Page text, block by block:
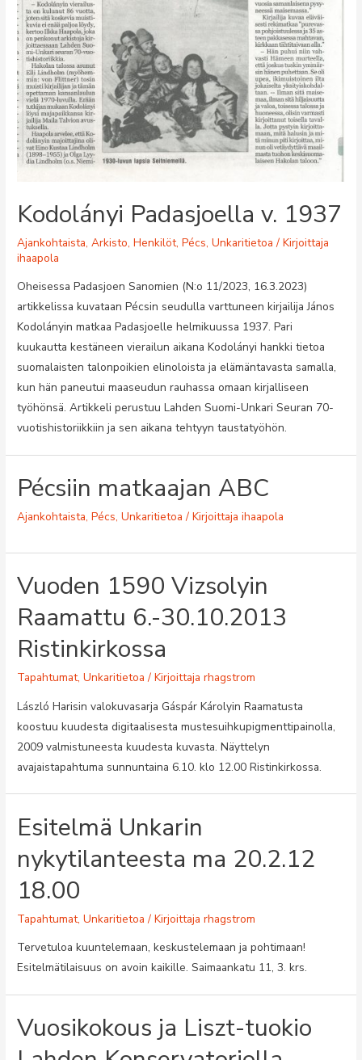
Kodolányi Padasjoella v. 1937
Ajankohtaista,Arkisto,Henkilöt,Pécs,Unkaritietoa / Kirjoittaja
ihaapola
Oheisessa Padasjoen Sanomien (N:o 11/2023, 16.3.2023)
artikkelissa kuvataan Pécsin seudulla varttuneen kirjailija János
Kodolányin matkaa Padasjoelle helmikuussa 1937. Pari
kuukautta kestäneen vierailun aikana Kodolányi hankki tietoa
suomalaisten talonpoikien elinoloista ja elämäntavasta samalla,
kun hän paneutui maaseudun rauhassa omaan kirjalliseen
työhönsä. Artikkeli perustuu Lahden Suomi-Unkari Seuran 70-
vuotishistoriikkiin ja sen aikana tehtyyn taustatyöhön.
Pécsiin matkaajan ABC
Ajankohtaista,Pécs,Unkaritietoa / Kirjoittajaihaapola
Vuoden 1590 Vizsolyin
Raamattu 6.-30.10.2013
Ristinkirkossa
Tapahtumat,Unkaritietoa / Kirjoittajarhagstrom
László Harisin valokuvasarja Gáspár Károlyin Raamatusta
koostuu kuudesta digitaalisesta mustesuihkupigmenttipainolla,
2009 valmistuneesta kuudesta kuvasta. Näyttelyn
avajaistapahtuma sunnuntaina 6.10. klo 12.00 Ristinkirkossa.
Esitelmä Unkarin
nykytilanteesta ma 20.2.12
18.00
Tapahtumat,Unkaritietoa / Kirjoittajarhagstrom
Tervetuloa kuuntelemaan, keskustelemaan ja pohtimaan!
Esitelmätilaisuus on avoin kaikille. Saimaankatu 11, 3. krs.
Vuosikokous ja Liszt-tuokio